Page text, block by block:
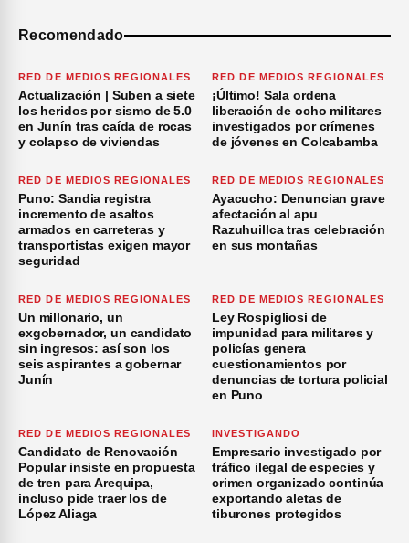
Recomendado
RED DE MEDIOS REGIONALES
Actualización | Suben a siete
los heridos por sismo de 5.0
en Junín tras caída de rocas
y colapso de viviendas
RED DE MEDIOS REGIONALES
¡Último! Sala ordena
liberación de ocho militares
investigados por crímenes
de jóvenes en Colcabamba
RED DE MEDIOS REGIONALES
Puno: Sandia registra
incremento de asaltos
armados en carreteras y
transportistas exigen mayor
seguridad
RED DE MEDIOS REGIONALES
Ayacucho: Denuncian grave
afectación al apu
Razuhuillca tras celebración
en sus montañas
RED DE MEDIOS REGIONALES
Un millonario, un
exgobernador, un candidato
sin ingresos: así son los
seis aspirantes a gobernar
Junín
RED DE MEDIOS REGIONALES
Ley Rospigliosi de
impunidad para militares y
policías genera
cuestionamientos por
denuncias de tortura policial
en Puno
RED DE MEDIOS REGIONALES
Candidato de Renovación
Popular insiste en propuesta
de tren para Arequipa,
incluso pide traer los de
López Aliaga
INVESTIGANDO
Empresario investigado por
tráfico ilegal de especies y
crimen organizado continúa
exportando aletas de
tiburones protegidos